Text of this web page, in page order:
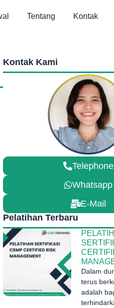
Tentang Kontak
Kontak Kami
Telephone
Whatsapp
E-Mail
Pelatihan Terbaru
Dalam
terus
adalah